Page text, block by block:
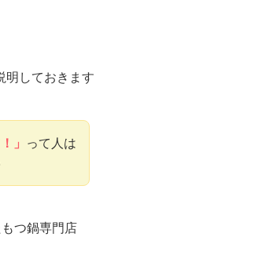
明しておきます
」
って人は
つ鍋専門店